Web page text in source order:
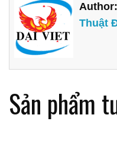
Thuật
Sản phẩm